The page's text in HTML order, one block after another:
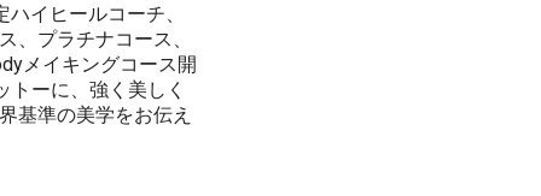
ハイヒールコーチ、
、プラチナコース、
メイキングコース開
トーに、強く美しく
基準の美学をお伝え